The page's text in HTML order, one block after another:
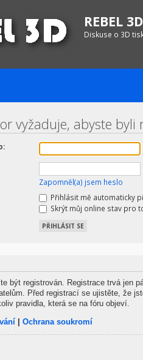
REBEL 3D
Diskuse o 3D
vyžaduje, abyste
Zapomněl(a) jsem heslo
Přihlásit mě automaticky
Skrýt můj online stav pro
být registrován. Registrace trvá jen
Před registrací se ujistěte, že
pravidla, která se na fóru objeví.
| Ochrana soukromí